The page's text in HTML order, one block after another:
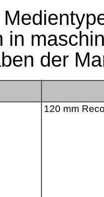
in
der
120 mm